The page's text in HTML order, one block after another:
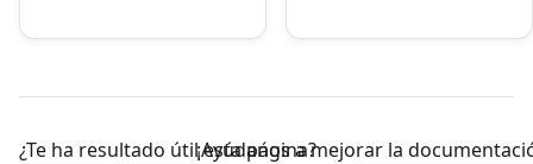
¿Te ha resultado útil esta página?
¡Ayúdanos a mejorar la